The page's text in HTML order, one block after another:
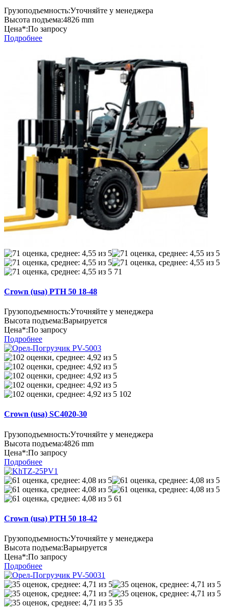
Грузоподъемность:Уточняйте у менеджера
Высота подъема:4826 mm
Цена*:По запросу
Подробнее
71
Crown (usa) PTH 50 18-48
Грузоподъемность:Уточняйте у менеджера
Высота подъема:Варьируется
Цена*:По запросу
Подробнее
102
Crown (usa) SC4020-30
Грузоподъемность:Уточняйте у менеджера
Высота подъема:4826 mm
Цена*:По запросу
Подробнее
61
Crown (usa) PTH 50 18-42
Грузоподъемность:Уточняйте у менеджера
Высота подъема:Варьируется
Цена*:По запросу
Подробнее
35